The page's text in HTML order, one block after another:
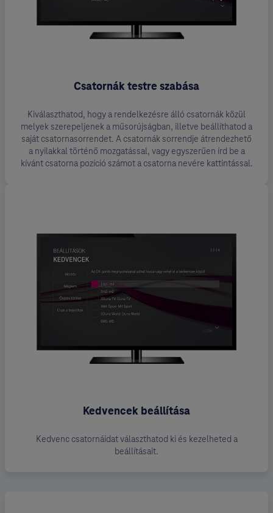
Csatornák testre szabása
Kiválaszthatod, hogy a rendelkezésre álló csatornák közül
melyek szerepeljenek a műsorújságban, illetve beállíthatod a
saját csatornasorrendet. A csatornák sorrendje átrendezhető
a nyilakkal történő mozgatással, vagy egyszerűen írd be a
kívánt csatorna pozíció számot a csatorna nevére kattintással.
Kedvencek beállítása
Kedvenc csatornáidat választhatod ki és kezelheted a
beállításait.